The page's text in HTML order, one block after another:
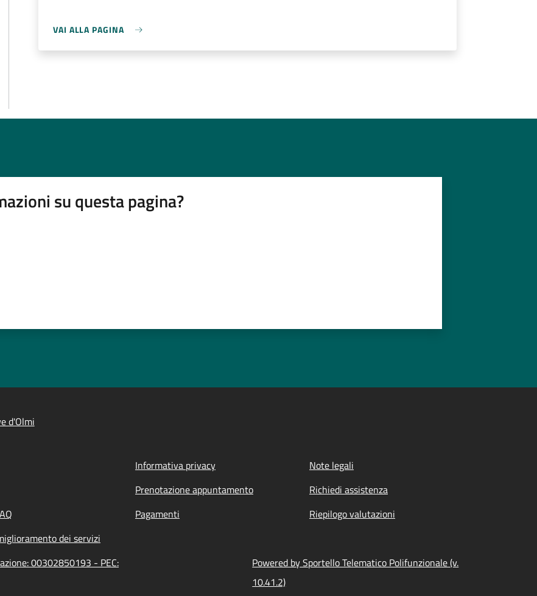
VAI ALLA PAGINA
su questa pagina?
d'Olmi
Informativa privacy
Note legali
Prenotazione appuntamento
Richiedi assistenza
Pagamenti
Riepilogo valutazioni
dei servizi
00302850193 - PEC:
Powered by Sportello Telematico Polifunzionale (v.
10.41.2)